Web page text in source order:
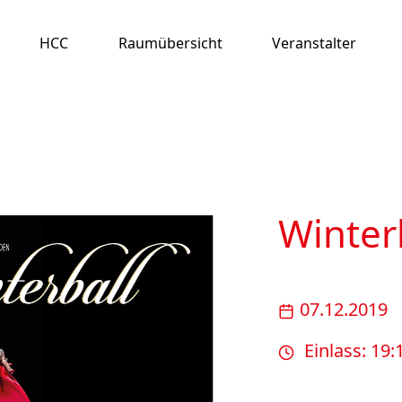
HCC Raumübersicht Veranstalter
07.12.2019
Einlass: